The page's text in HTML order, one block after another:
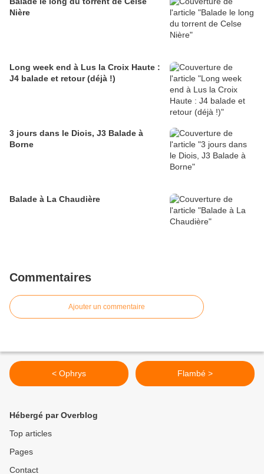
Nière
Long week end à Lus la Croix Haute :
J4 balade et retour (déjà !)
3 jours dans le Diois, J3 Balade à
Borne
Balade à La Chaudière
Commentaires
Ajouter un commentaire
< Ophrys Flambé >
Hébergé par Overblog
Top articles
Pages
Contact